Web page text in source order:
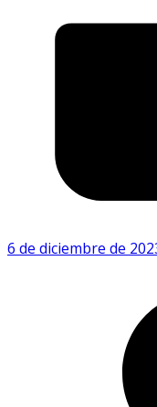
6 de diciembre de